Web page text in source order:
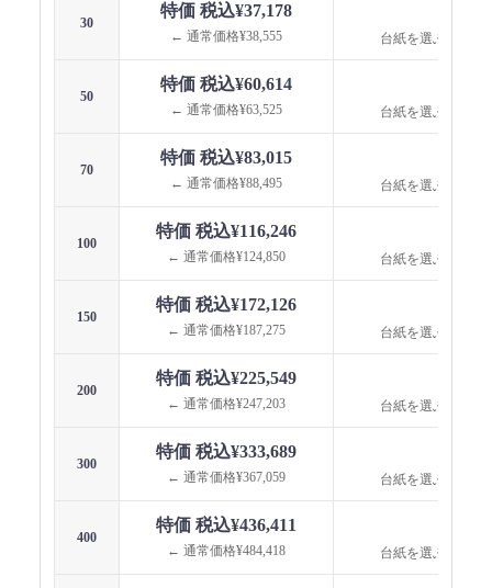
30
特価 税込¥37,178
← 通常価格¥38,555 台紙を選ぶと価格
50
特価 税込¥60,614
← 通常価格¥63,525 台紙を選ぶと価格
70
特価 税込¥83,015
← 通常価格¥88,495 台紙を選ぶと価格
100
特価 税込¥116,246
← 通常価格¥124,850 台紙を選ぶと価格
150
特価 税込¥172,126
← 通常価格¥187,275 台紙を選ぶと価格
200
特価 税込¥225,549
← 通常価格¥247,203 台紙を選ぶと価格
300
特価 税込¥333,689
← 通常価格¥367,059 台紙を選ぶと価格
400
特価 税込¥436,411
← 通常価格¥484,418 台紙を選ぶと価格